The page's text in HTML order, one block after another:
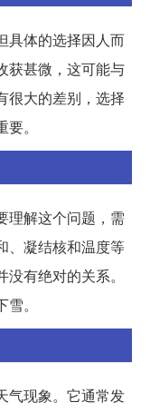
具体的选择因人而
获甚微，这可能与
很大的差别，选择
。
理解这个问题，需
、凝结核和温度等
有绝对的关系。
。
气现象。它通常发